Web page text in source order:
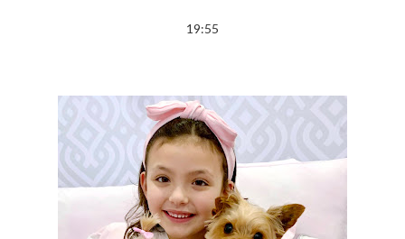
19:55